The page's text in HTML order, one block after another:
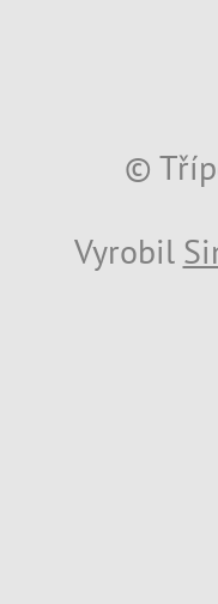
©
Vyrobil